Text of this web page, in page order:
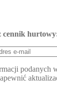
cennik
podanych